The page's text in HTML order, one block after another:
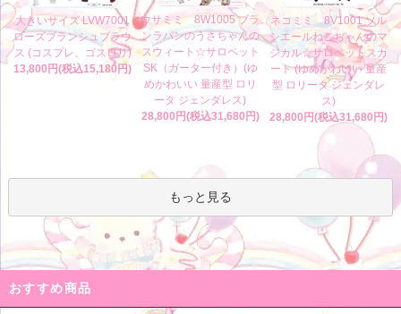
大きいサイズ LVW7001
ローズブランシュブラウ
ス (コスプレ、ゴスロリ)
13,800円(税込15,180円)
ウサミミ 8W1005 ブラ
ンラパンのうさちゃんの
スウィート☆サロペット
SK（ガーター付き）(ゆ
めかわいい 量産型 ロリ
ータ ジェンダレス)
28,800円(税込31,680円)
ネコミミ 8V1001 ソル
シエールねこちゃんのマ
ジカル☆サロペットスカ
ート (ゆめかわいい 量産
型 ロリータ ジェンダレ
ス)
28,800円(税込31,680円)
もっと見る
おすすめ商品